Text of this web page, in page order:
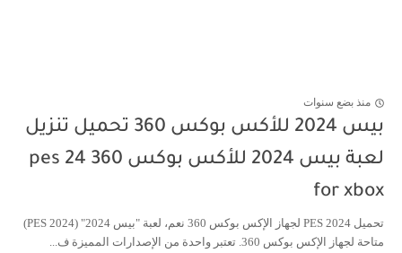
منذ بضع سنوات
بيس 2024 للأكس بوكس 360 تحميل تنزيل
لعبة بيس 2024 للأكس بوكس 360 pes 24
for xbox
تحميل PES 2024 لجهاز الإكس بوكس 360 نعم، لعبة "بيس 2024" (PES 2024)
متاحة لجهاز الإكس بوكس 360. تعتبر واحدة من الإصدارات المميزة ف...